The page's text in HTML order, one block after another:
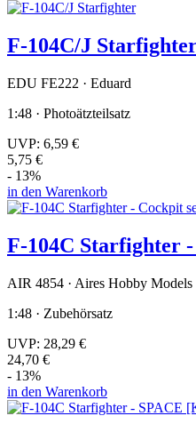
F-104C/J
EDU FE222 · Eduard
1:48 · Photoätzteilsatz
UVP: 6,59 €
5,75 €
- 13%
in den Warenkorb
F-104C Starfighter
AIR 4854 · Aires Hobby Models
1:48 · Zubehörsatz
UVP: 28,29 €
24,70 €
- 13%
in den Warenkorb